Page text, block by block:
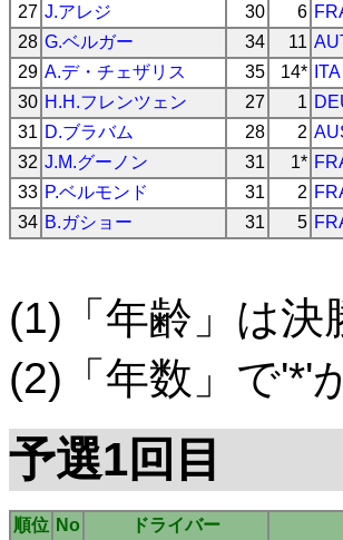
27 J.アレジ 30 6
28 G.ベルガー 34 11
29 A.デ・チェザリス 35 14* ITA
30 H.H.フレンツェン 27 1
31 D.ブラバム 28 2
32 J.M.グーノン 31 1*
33 P.ベルモンド 31 2
34 B.ガショー 31 5
(1)「年齢」は決
(2)「年数」で'*'
予選1回目
順位 No ドライバー